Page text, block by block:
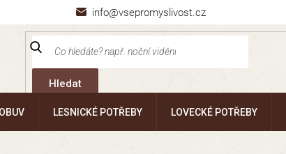
info@vsepromyslivost.cz
Hledat
LESNICKÉ POTŘEBY LOVECKÉ POTŘEBY